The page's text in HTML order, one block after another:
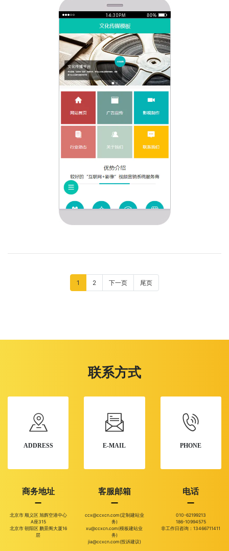
1 2 下一页 尾页
联系方式
ADDRESS
商务地址
北京市 顺义区 旭辉空港中心
A座315
北京市 朝阳区 鹏景阁大厦16
层
E-MAIL
客服邮箱
ccx@ccxcn.com(定制建站业
务)
xu@ccxcn.com(模板建站业
务)
jia@ccxcn.com(投诉建议)
PHONE
电话
010-62199213
186-10994575
非工作日咨询：13466711411